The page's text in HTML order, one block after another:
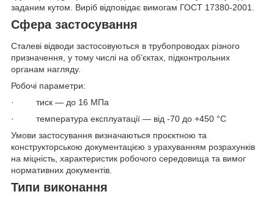
заданим кутом. Виріб відповідає вимогам ГОСТ 17380-2001.
Сфера застосування
Сталеві відводи застосовуються в трубопроводах різного
призначення, у тому числі на об’єктах, підконтрольних
органам нагляду.
Робочі параметри:
· тиск — до 16 МПа
· температура експлуатації — від -70 до +450 °C
Умови застосування визначаються проєктною та
конструкторською документацією з урахуванням розрахунків
на міцність, характеристик робочого середовища та вимог
нормативних документів.
Типи виконання